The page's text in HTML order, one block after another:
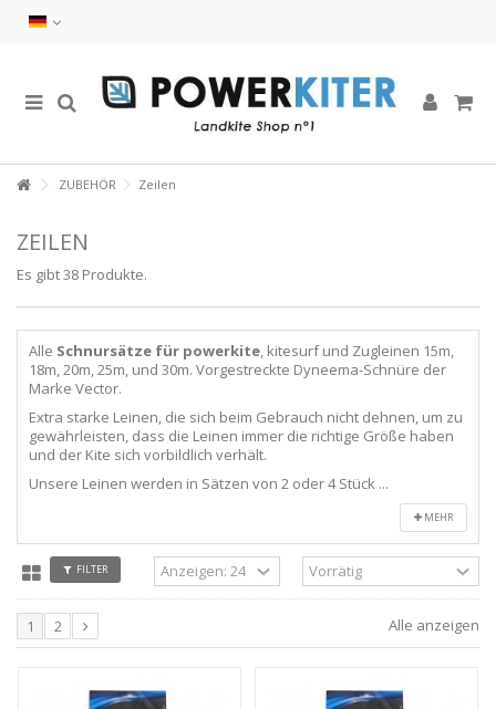
ZUBEHÖR Zeilen
ZEILEN
Es gibt 38 Produkte.
Alle Schnursätze für powerkite, kitesurf und Zugleinen 15m,
18m, 20m, 25m, und 30m. Vorgestreckte Dyneema-Schnüre der
Marke Vector.
Extra starke Leinen, die sich beim Gebrauch nicht dehnen, um zu
gewährleisten, dass die Leinen immer die richtige Größe haben
und der Kite sich vorbildlich verhält.
Unsere Leinen werden in Sätzen von 2 oder 4 Stück ...
MEHR
FILTER
Alle anzeigen
1 2